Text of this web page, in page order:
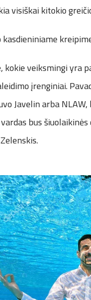
visiškai kitokio
kokie veiksmingi yra
įrenginiai.
Javelin arba
bus